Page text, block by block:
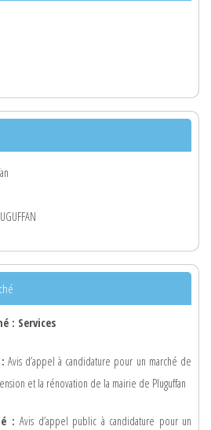
: Services
Avis d’appel à candidature pour un marché de
et la rénovation de la mairie de Pluguffan
:Avis d’appel public à candidature pour un